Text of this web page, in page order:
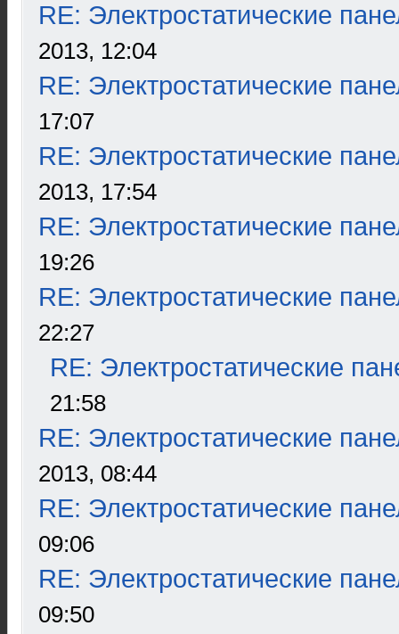
RE: Электростатические
2013, 12:04
RE: Электростатические
17:07
RE: Электростатические
2013, 17:54
RE: Электростатические
19:26
RE: Электростатические
22:27
RE: Электростатические
21:58
RE: Электростатические
2013, 08:44
RE: Электростатические
09:06
RE: Электростатические
09:50